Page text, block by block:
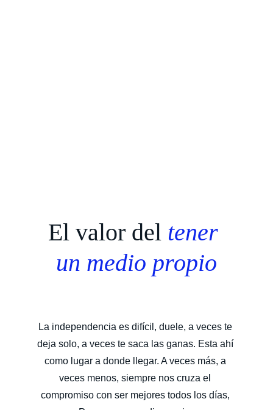
El valor del tener
un medio propio
La independencia es difícil, duele, a veces te
deja solo, a veces te saca las ganas. Esta ahí
como lugar a donde llegar. A veces más, a
veces menos, siempre nos cruza el
compromiso con ser mejores todos los días,